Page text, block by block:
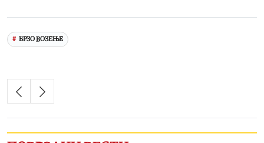
БРЗО ВОЗЕЊЕ